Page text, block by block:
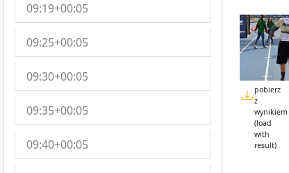
09:19+00:05
09:25+00:05
09:30+00:05
09:35+00:05
09:40+00:05
pobierz
z
wynikiem
(load
with
result)